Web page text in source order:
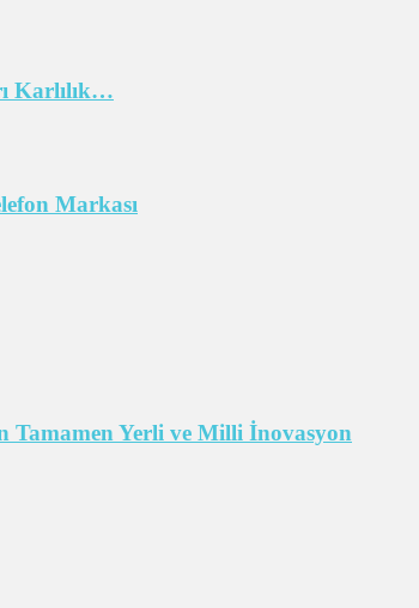
Karlılık…
Markası
Tamamen Yerli ve Milli İnovasyon